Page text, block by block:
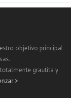
objetivo principal
grautita y
>